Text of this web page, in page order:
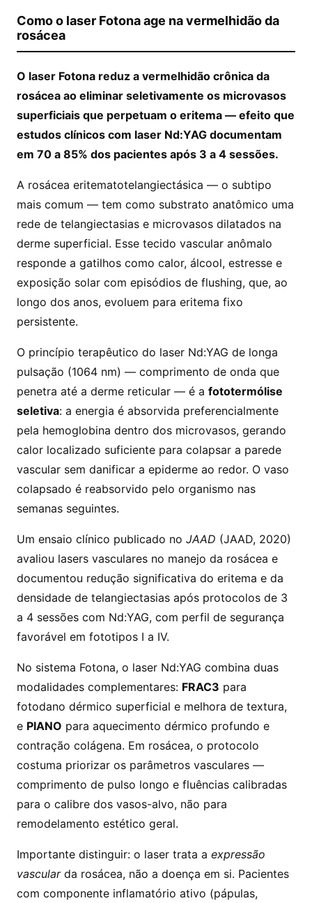
Como o laser Fotona age na vermelhidão da
rosácea
O laser Fotona reduz a vermelhidão crônica da
rosácea ao eliminar seletivamente os microvasos
superficiais que perpetuam o eritema — efeito que
estudos clínicos com laser Nd:YAG documentam
em 70 a 85% dos pacientes após 3 a 4 sessões.
A rosácea eritematotelangiectásica — o subtipo
mais comum — tem como substrato anatômico uma
rede de telangiectasias e microvasos dilatados na
derme superficial. Esse tecido vascular anômalo
responde a gatilhos como calor, álcool, estresse e
exposição solar com episódios de flushing, que, ao
longo dos anos, evoluem para eritema fixo
persistente.
O princípio terapêutico do laser Nd:YAG de longa
pulsação (1064 nm) — comprimento de onda que
penetra até a derme reticular — é a fototermólise
seletiva: a energia é absorvida preferencialmente
pela hemoglobina dentro dos microvasos, gerando
calor localizado suficiente para colapsar a parede
vascular sem danificar a epiderme ao redor. O vaso
colapsado é reabsorvido pelo organismo nas
semanas seguintes.
Um ensaio clínico publicado no JAAD (JAAD, 2020)
avaliou lasers vasculares no manejo da rosácea e
documentou redução significativa do eritema e da
densidade de telangiectasias após protocolos de 3
a 4 sessões com Nd:YAG, com perfil de segurança
favorável em fototipos I a IV.
No sistema Fotona, o laser Nd:YAG combina duas
modalidades complementares: FRAC3 para
fotodano dérmico superficial e melhora de textura,
e PIANO para aquecimento dérmico profundo e
contração colágena. Em rosácea, o protocolo
costuma priorizar os parâmetros vasculares —
comprimento de pulso longo e fluências calibradas
para o calibre dos vasos-alvo, não para
remodelamento estético geral.
Importante distinguir: o laser trata a expressão
vascularda rosácea, não a doença em si. Pacientes
com componente inflamatório ativo (pápulas,